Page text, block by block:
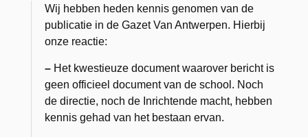
Wij hebben heden kennis genomen van de
publicatie in de Gazet Van Antwerpen. Hierbij
onze reactie:
– Het kwestieuze document waarover bericht is
geen officieel document van de school. Noch
de directie, noch de Inrichtende macht, hebben
kennis gehad van het bestaan ervan.